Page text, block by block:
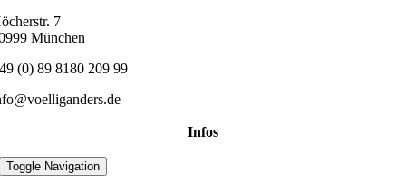
7
München
(0) 89 8180 209 99
Infos
Toggle Navigation